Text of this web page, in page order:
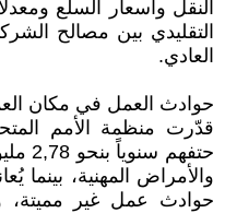
النقل وأسعار السلع
التقليدي بين مصالح
العادي.
حوادث العمل في مكان
قدّرت منظمة الأمم
حوادث عمل غير